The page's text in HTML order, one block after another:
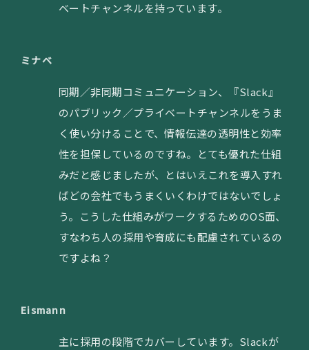
ベートチャンネルを持っています。
ミナベ
同期／非同期コミュニケーション、『Slack』
のパブリック／プライベートチャンネルをうま
く使い分けることで、情報伝達の透明性と効率
性を担保しているのですね。とても優れた仕組
みだと感じましたが、とはいえこれを導入すれ
ばどの会社でもうまくいくわけではないでしょ
う。こうした仕組みがワークするためのOS面、
すなわち人の採用や育成にも配慮されているの
ですよね？
Eismann
主に採用の段階でカバーしています。Slackが